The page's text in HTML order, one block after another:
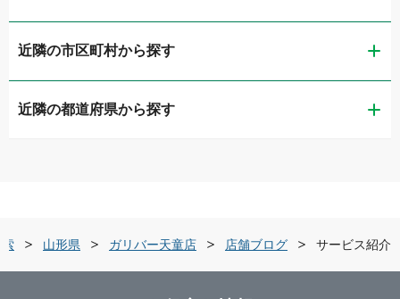
LIBERALA リベラーラ山形
ガリバー286山形店
ガリバー米沢店
近隣の市区町村から探す
山形市
近隣の都道府県から探す
山形県 ガリバー天童店 店舗ブログ サービス紹介